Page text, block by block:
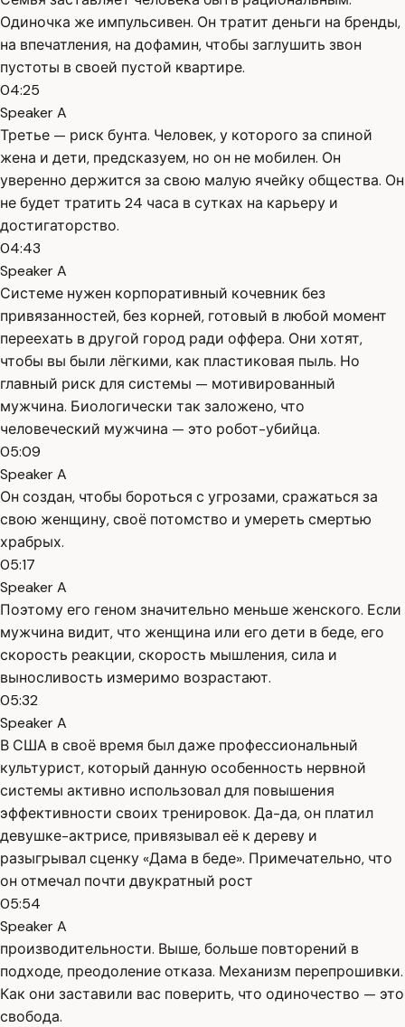
Одиночка же импульсивен. Он тратит деньги на бренды,
на впечатления, на дофамин, чтобы заглушить звон
пустоты в своей пустой квартире.
04:25
Speaker A
Третье — риск бунта. Человек, у которого за спиной
жена и дети, предсказуем, но он не мобилен. Он
уверенно держится за свою малую ячейку общества. Он
не будет тратить 24 часа в сутках на карьеру и
достигаторство.
04:43
Speaker A
Системе нужен корпоративный кочевник без
привязанностей, без корней, готовый в любой момент
переехать в другой город ради оффера. Они хотят,
чтобы вы были лёгкими, как пластиковая пыль. Но
главный риск для системы — мотивированный
мужчина. Биологически так заложено, что
человеческий мужчина — это робот-убийца.
05:09
Speaker A
Он создан, чтобы бороться с угрозами, сражаться за
свою женщину, своё потомство и умереть смертью
храбрых.
05:17
Speaker A
Поэтому его геном значительно меньше женского. Если
мужчина видит, что женщина или его дети в беде, его
скорость реакции, скорость мышления, сила и
выносливость измеримо возрастают.
05:32
Speaker A
В США в своё время был даже профессиональный
культурист, который данную особенность нервной
системы активно использовал для повышения
эффективности своих тренировок. Да-да, он платил
девушке-актрисе, привязывал её к дереву и
разыгрывал сценку «Дама в беде». Примечательно, что
он отмечал почти двукратный рост
05:54
Speaker A
производительности. Выше, больше повторений в
подходе, преодоление отказа. Механизм перепрошивки.
Как они заставили вас поверить, что одиночество — это
свобода.